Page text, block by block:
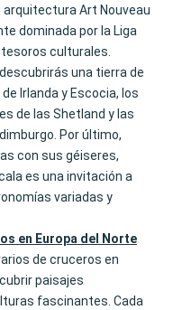
arquitectura Art Nouveau
dominada por la Liga
culturales.
una tierra de
Irlanda y Escocia, los
de las Shetland y las
Por último,
con sus géiseres,
es una invitación a
variadas y
en Europa del Norte
de cruceros en
paisajes
fascinantes. Cada